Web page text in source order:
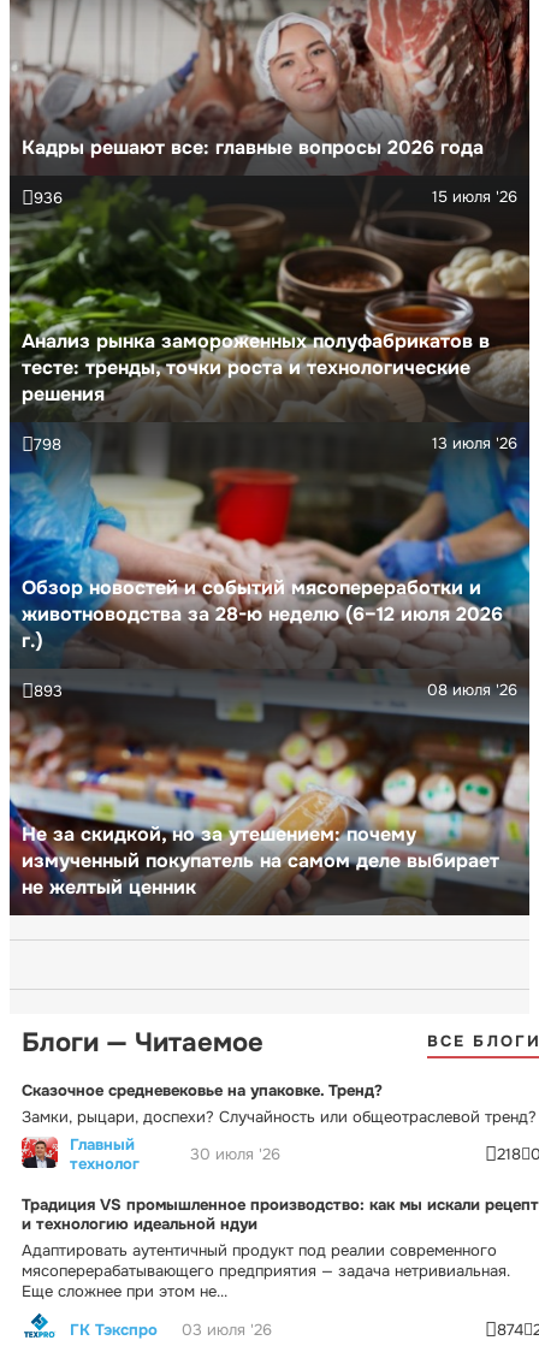
Кадры решают все: главные вопросы 2026 года
Анализ рынка замороженных полуфабрикатов в
тесте: тренды, точки роста и технологические
решения
15 июля '26
936
Обзор новостей и событий мясопереработки и
животноводства за 28-ю неделю (6–12 июля 2026
г.)
13 июля '26
798
Не за скидкой, но за утешением: почему
измученный покупатель на самом деле выбирает
не желтый ценник
08 июля '26
893
Блоги — Читаемое ВСЕ
Сказочное средневековье на упаковке. Тренд?
Замки, рыцари, доспехи? Случайность или общеотраслевой тренд?
Главный
технолог
30 июля '26 218
Традиция VS промышленное производство: как мы искали рецепт
и технологию идеальной ндуи
Адаптировать аутентичный продукт под реалии современного
мясоперерабатывающего предприятия — задача нетривиальная.
Еще сложнее при этом не...
ГК Тэкспро
03 июля '26 874